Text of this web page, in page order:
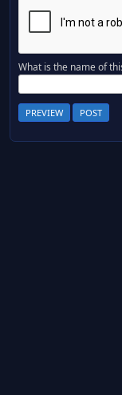
What is the name of